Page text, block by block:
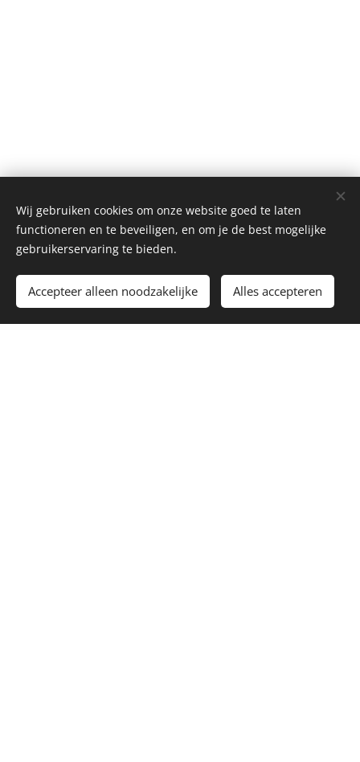
Wij gebruiken cookies om onze website goed te laten
functioneren en te beveiligen, en om je de best mogelijke
gebruikerservaring te bieden.
Accepteer alleen noodzakelijke Alles accepteren